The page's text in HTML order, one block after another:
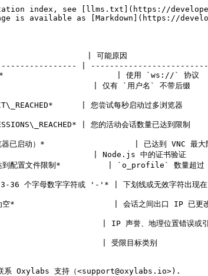
index, see [llms.txt](https://
is available as [Markdown](https://
| 可能原因
|
是正确的）*                        | 使用
| 仅有 `用户名` 不带后缀
| 您尝试每秒启动过多浏
| 您的活动会话数量
接（浏览器已启动）*                   | 已
| Node.js 中的证书验证
到配置文件限制*          | `o_profile` 数量超过
36 个字母数字字符或 '-'* | 下划线或无效字符出
为空*                     | 会话之间出口 IP 已
| IP 声誉、地理位置错误或引擎
| 受限目标类别
联系 Oxylabs 支持（<support@oxylabs.io>).